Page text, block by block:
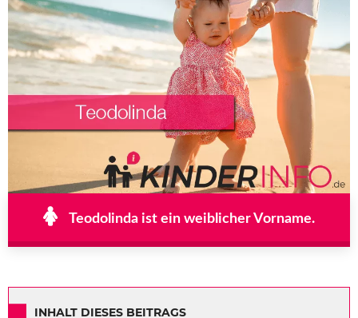
Teodolinda ist ein weiblicher Vorname.
INHALT DIESES BEITRAGS